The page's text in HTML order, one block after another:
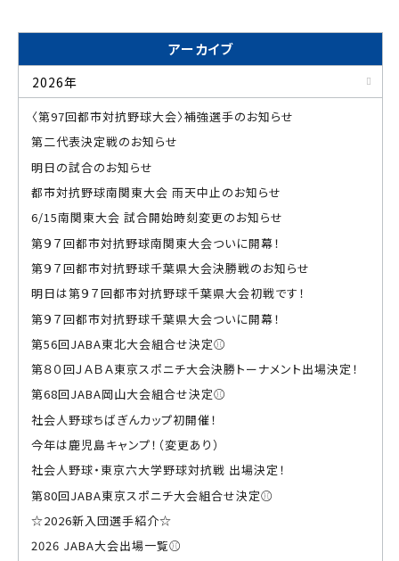
アーカイブ
2026年
〈第97回都市対抗野球大会〉補強選手のお知らせ
第二代表決定戦のお知らせ
明日の試合のお知らせ
都市対抗野球南関東大会 雨天中止のお知らせ
6/15南関東大会 試合開始時刻変更のお知らせ
第９７回都市対抗野球南関東大会ついに開幕！
第９７回都市対抗野球千葉県大会決勝戦のお知らせ
明日は第９７回都市対抗野球千葉県大会初戦です！
第９７回都市対抗野球千葉県大会ついに開幕！
第56回JABA東北大会組合せ決定⚾
第８０回ＪＡＢＡ東京スポニチ大会決勝トーナメント出場決定！
第68回JABA岡山大会組合せ決定⚾
社会人野球ちばぎんカップ初開催！
今年は鹿児島キャンプ！（変更あり）
社会人野球・東京六大学野球対抗戦 出場決定！
第80回JABA東京スポニチ大会組合せ決定⚾
☆2026新入団選手紹介☆
2026 JABA大会出場一覧⚾